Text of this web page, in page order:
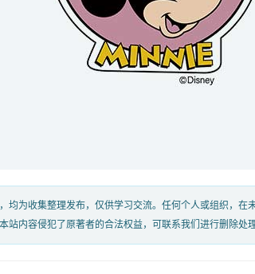
均为收集整理发布，仅供学习交流。任何个人或组织，在
站内容侵犯了原著者的合法权益，可联系我们进行删除处